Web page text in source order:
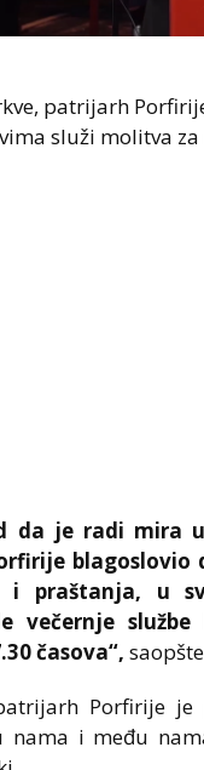
patrijarh
služi molitva
da je radi mira
blagoslovio
i praštanja, u
večernje
časova“,
Porfirije
nama i među